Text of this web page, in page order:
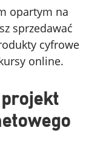
opartym na
sprzedawać
cyfrowe
online.
projekt